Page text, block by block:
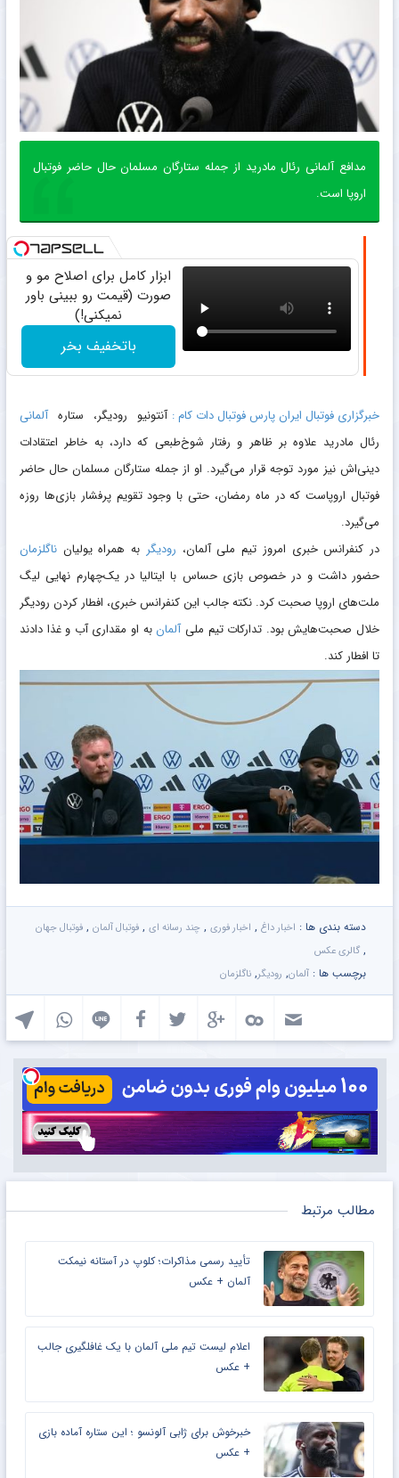
مدافع آلمانی رئال مادرید از جمله ستارگان مسلمان حال حاضر فوتبال
اروپا است.
ابزار کامل برای اصلاح مو و
صورت (قیمت رو ببینی باور
نمیکنی!)
باتخفیف بخر
خبرگزاری فوتبال ایران پارس فوتبال دات کام : آنتونیو رودیگر، ستارهآلمانی
رئال مادرید علاوه بر ظاهر و رفتار شوخ‌طبعی که دارد، به خاطر اعتقادات
دینی‌اش نیز مورد توجه قرار می‌گیرد. او از جمله ستارگان مسلمان حال حاضر
فوتبال اروپاست که در ماه رمضان، حتی با وجود تقویم پرفشار بازی‌ها روزه
می‌گیرد.
در کنفرانس خبری امروز تیم ملی آلمان، رودیگر به همراه یولیان ناگلزمان
حضور داشت و در خصوص بازی حساس با ایتالیا در یک‌چهارم نهایی لیگ
ملت‌های اروپا صحبت کرد. نکته جالب این کنفرانس خبری، افطار کردن رودیگر
خلال صحبت‌هایش بود. تدارکات تیم ملیآلمانبه او مقداری آب و غذا دادند
تا افطار کند.
دسته بندی ها : اخبار داغ , اخبار فوری , چند رسانه ای , فوتبال آلمان , فوتبال جهان
, گالری عکس
برچسب ها : آلمان, رودیگر, ناگلزمان
مطالب مرتبط
تأیید رسمی مذاکرات؛ کلوپ در آستانه نیمکت
آلمان + عکس
اعلام لیست تیم ملی آلمان با یک غافلگیری جالب
+ عکس
خبرخوش برای ژابی آلونسو ؛ این ستاره آماده بازی
+ عکس